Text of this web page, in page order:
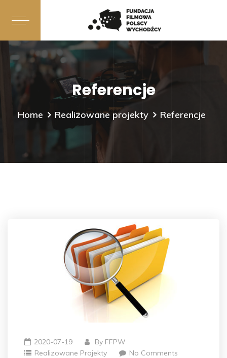
Referencje
Home Realizowane projekty Referencje
2020-07-19 By FFPW
Realizowane Projekty
No Comments